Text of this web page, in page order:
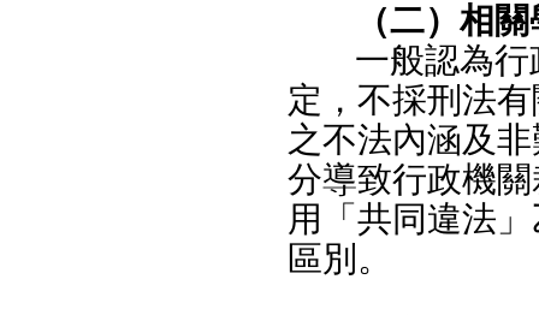
（二）相
一般認為
定，不採刑法
之不法內涵及
分導致行政機
用「共同違法
區別。